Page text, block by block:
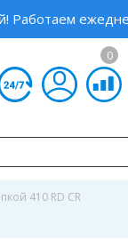
Работаем
0
410 RD CR